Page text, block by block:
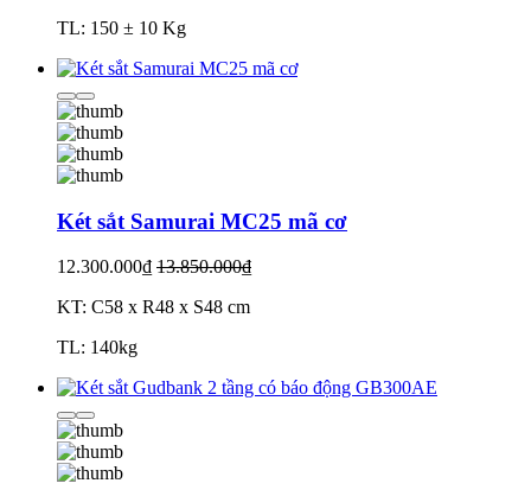
TL: 150 ± 10 Kg
Két sắt Samurai MC25 mã cơ
12.300.000₫ 13.850.000₫
KT: C58 x R48 x S48 cm
TL: 140kg